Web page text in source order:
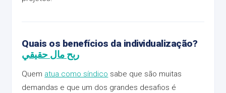
Quais os benefícios da individualização?
ربح مال حقيقي
Quem atua como síndico sabe que são muitas
demandas e que um dos grandes desafios é